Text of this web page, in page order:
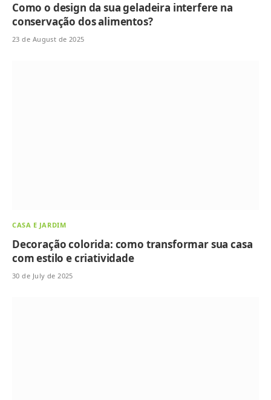
Como o design da sua geladeira interfere na
conservação dos alimentos?
23 de August de 2025
CASA E JARDIM
Decoração colorida: como transformar sua casa
com estilo e criatividade
30 de July de 2025